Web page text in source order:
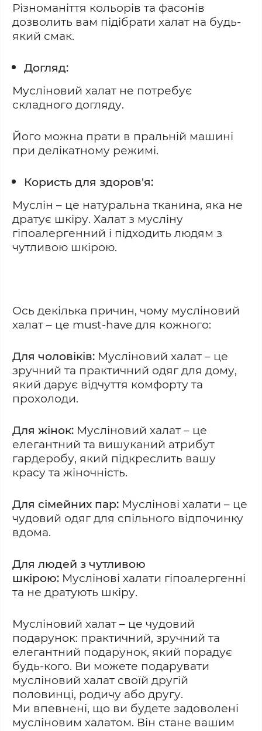
Різноманіття кольорів та фасонів
дозволить вам підібрати халат на будь-
який смак.
Догляд:
Мусліновий халат не потребує
складного догляду.
Його можна прати в пральній машині
при делікатному режимі.
Користь для здоров'я:
Муслін – це натуральна тканина, яка не
дратує шкіру. Халат з мусліну
гіпоалергенний і підходить людям з
чутливою шкірою.
Ось декілька причин, чому мусліновий
халат – це must-have для кожного:
Для чоловіків: Мусліновий халат – це
зручний та практичний одяг для дому,
який дарує відчуття комфорту та
прохолоди.
Для жінок: Мусліновий халат – це
елегантний та вишуканий атрибут
гардеробу, який підкреслить вашу
красу та жіночність.
Для сімейних пар: Муслінові халати – це
чудовий одяг для спільного відпочинку
вдома.
Для людей з чутливою
шкірою: Муслінові халати гіпоалергенні
та не дратують шкіру.
Мусліновий халат – це чудовий
подарунок: практичний, зручний та
елегантний подарунок, який порадує
будь-кого. Ви можете подарувати
мусліновий халат своїй другій
половинці, родичу або другу.
Ми впевнені, що ви будете задоволені
мусліновим халатом. Він стане вашим